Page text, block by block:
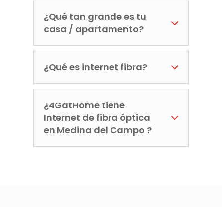
¿Qué tan grande es tu
casa / apartamento?
¿Qué es internet fibra?
¿4GatHome tiene
Internet de fibra óptica
en Medina del Campo ?